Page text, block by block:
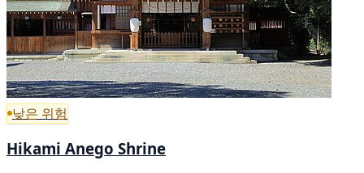
낮은 위험
Hikami Anego Shrine